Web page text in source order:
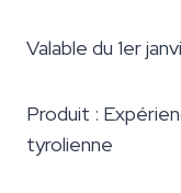
Valable du 1er
Produit :
tyrolienne